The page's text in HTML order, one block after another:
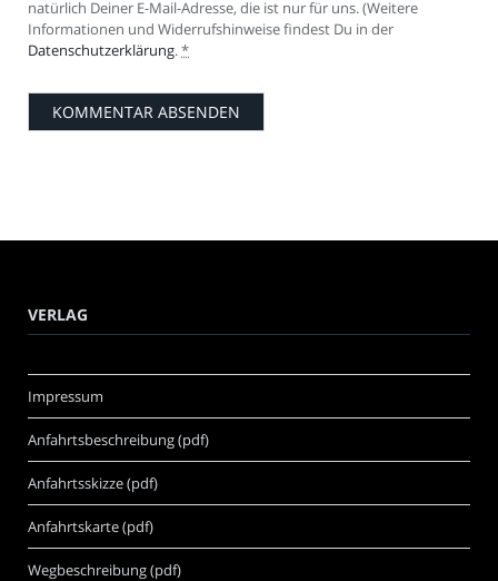
natürlich Deiner E-Mail-Adresse, die ist nur für uns. (Weitere
Informationen und Widerrufshinweise findest Du in der
Datenschutzerklärung. *
VERLAG
Impressum
Anfahrtsbeschreibung (pdf)
Anfahrtsskizze (pdf)
Anfahrtskarte (pdf)
Wegbeschreibung (pdf)